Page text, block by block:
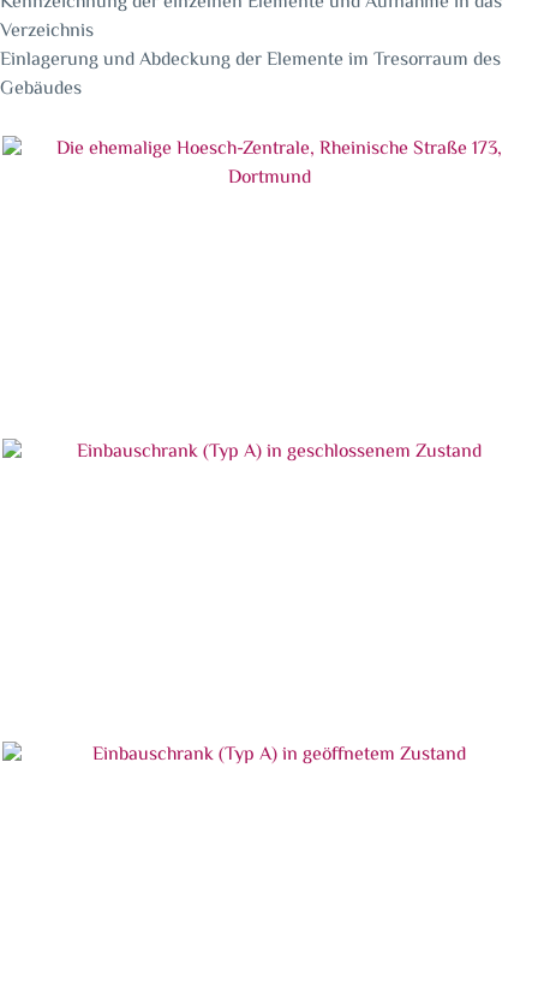
Verzeichnis
Einlagerung und Abdeckung der Elemente im Tresorraum des
Gebäudes
Die ehemalige Hoesch-Zentrale, Rheinische Straße
Einbauschrank (Typ A) in geschlossenem Zustand